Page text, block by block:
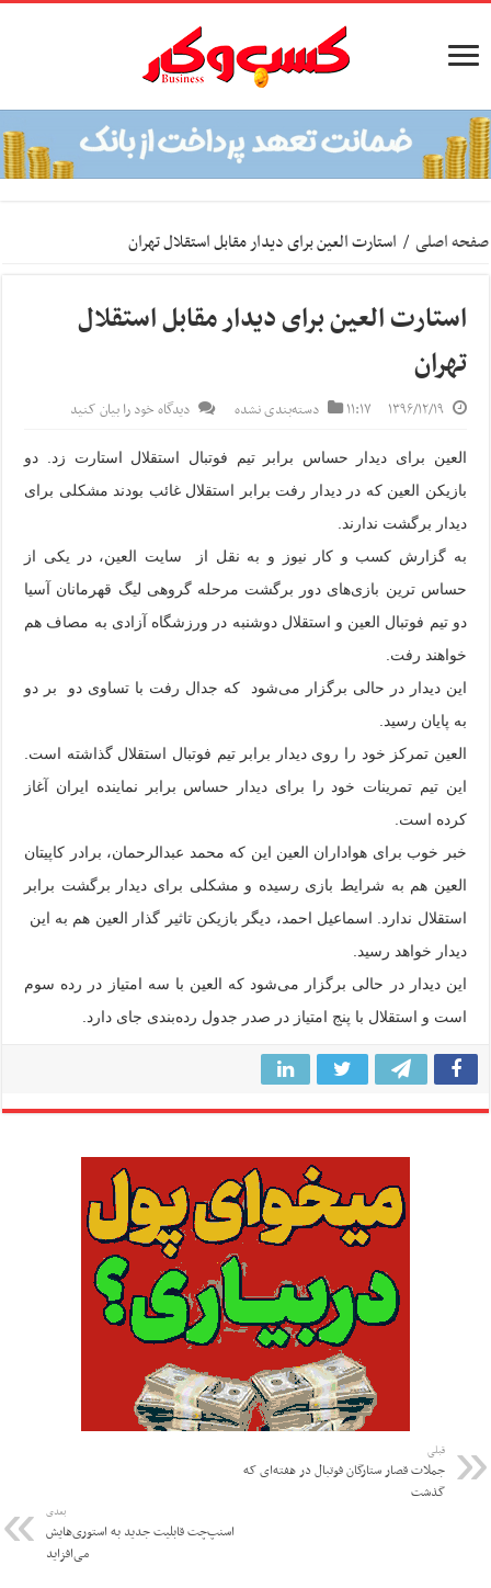
صفحه اصلی / استارت العین برای دیدار مقابل استقلال تهران
استارت العین برای دیدار مقابل استقلال
تهران
۱۳۹۶/۱۲/۱۹ ۱۱:۱۷ دسته‌بندی نشده دیدگاه خود را بیان کنید
العین برای دیدار حساس برابر تیم فوتبال استقلال استارت زد. دو
بازیکن العین که در دیدار رفت برابر استقلال غائب بودند مشکلی برای
دیدار برگشت ندارند.
به گزارش کسب و کار نیوز و به نقل از سایت العین، در یکی از
حساس ترین بازی‌های دور برگشت مرحله گروهی لیگ قهرمانان آسیا
دو تیم فوتبال العین و استقلال دوشنبه در ورزشگاه آزادی به مصاف هم
خواهند رفت.
این دیدار در حالی برگزار می‌شود که جدال رفت با تساوی دو بر دو
به پایان رسید.
العین تمرکز خود را روی دیدار برابر تیم فوتبال استقلال گذاشته است.
این تیم تمرینات خود را برای دیدار حساس برابر نماینده ایران آغاز
کرده است.
خبر خوب برای هواداران العین این که محمد عبدالرحمان، برادر کاپیتان
العین هم به شرایط بازی رسیده و مشکلی برای دیدار برگشت برابر
استقلال ندارد. اسماعیل احمد، دیگر بازیکن تاثیر گذار العین هم به این
دیدار خواهد رسید.
این دیدار در حالی برگزار می‌شود که العین با سه امتیاز در رده سوم
است و استقلال با پنج امتیاز در صدر جدول رده‌بندی جای دارد.
قبلی
جملات قصار ستارگان فوتبال در هفته‌ای که
گذشت
بعدی
اسنپ‌چت قابلیت جدید به استوری‌هایش
می‌افزاید